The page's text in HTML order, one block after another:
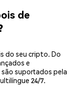
de
do seu cripto. Do
e
suportados pela
24/7.